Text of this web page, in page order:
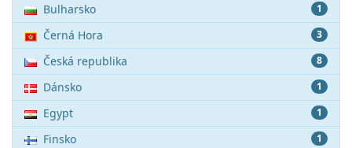
1
Bulharsko
3
Černá Hora
8
Česká republika
1
Dánsko
1
Egypt
1
Finsko